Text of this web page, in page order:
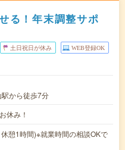
る！年末調整サポ
土日祝日が休み WEB登録OK
から徒歩7分
休み！
憩1時間)※就業時間の相談OKで